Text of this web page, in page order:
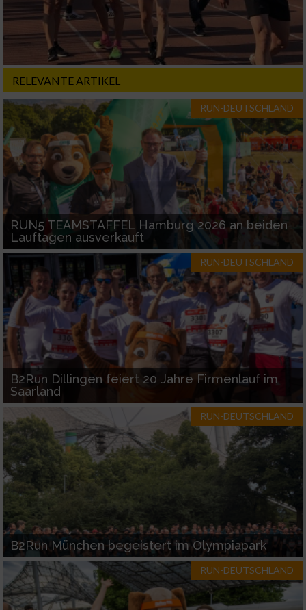
RELEVANTE ARTIKEL
RUN-DEUTSCHLAND
RUN5 TEAMSTAFFEL Hamburg 2026 an beiden
Lauftagen ausverkauft
RUN-DEUTSCHLAND
B2Run Dillingen feiert 20 Jahre Firmenlauf im
Saarland
RUN-DEUTSCHLAND
B2Run München begeistert im Olympiapark
RUN-DEUTSCHLAND